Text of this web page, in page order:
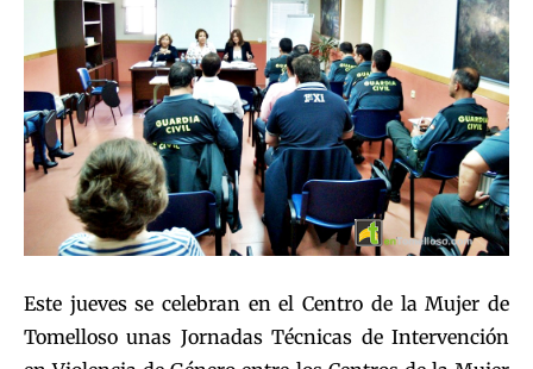
Este jueves se celebran en el Centro de la Mujer de
Tomelloso unas Jornadas Técnicas de Intervención